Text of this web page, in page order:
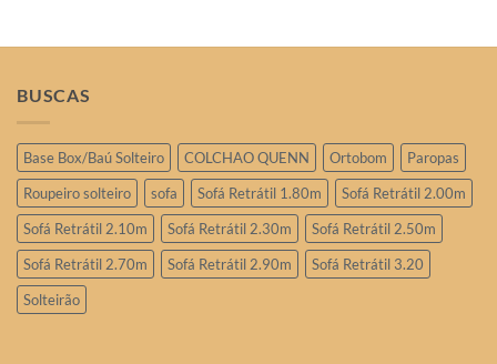
BUSCAS
Base Box/Baú Solteiro COLCHAO QUENN Ortobom
Paropas
Roupeiro solteiro
sofa Sofá Retrátil 1.80m
Sofá Retrátil 2.00m
Sofá Retrátil 2.10m
Sofá Retrátil 2.30m
Sofá Retrátil 2.50m
Sofá Retrátil 2.70m
Sofá Retrátil 2.90m
Sofá Retrátil 3.20
Solteirão